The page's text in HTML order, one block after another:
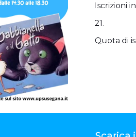
Iscrizioni
21.
Quota di